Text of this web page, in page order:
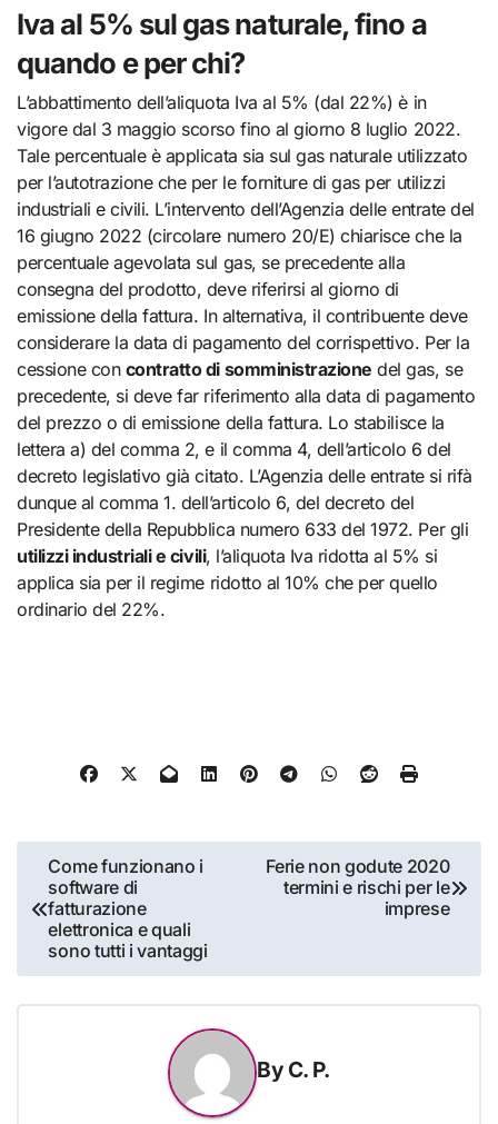
Iva al 5% sul gas naturale, fino a
quando e per chi?
L’abbattimento dell’aliquota Iva al 5% (dal 22%) è in
vigore dal 3 maggio scorso fino al giorno 8 luglio 2022.
Tale percentuale è applicata sia sul gas naturale utilizzato
per l’autotrazione che per le forniture di gas per utilizzi
industriali e civili. L’intervento dell’Agenzia delle entrate del
16 giugno 2022 (circolare numero 20/E) chiarisce che la
percentuale agevolata sul gas, se precedente alla
consegna del prodotto, deve riferirsi al giorno di
emissione della fattura. In alternativa, il contribuente deve
considerare la data di pagamento del corrispettivo. Per la
cessione con contratto di somministrazione del gas, se
precedente, si deve far riferimento alla data di pagamento
del prezzo o di emissione della fattura. Lo stabilisce la
lettera a) del comma 2, e il comma 4, dell’articolo 6 del
decreto legislativo già citato. L’Agenzia delle entrate si rifà
dunque al comma 1. dell’articolo 6, del decreto del
Presidente della Repubblica numero 633 del 1972. Per gli
utilizzi industriali e civili, l’aliquota Iva ridotta al 5% si
applica sia per il regime ridotto al 10% che per quello
ordinario del 22%.
Navigazione
articoli
Come funzionano i
software di
fatturazione
elettronica e quali
sono tutti i vantaggi
Ferie non godute 2020
termini e rischi per le
imprese
By C. P.